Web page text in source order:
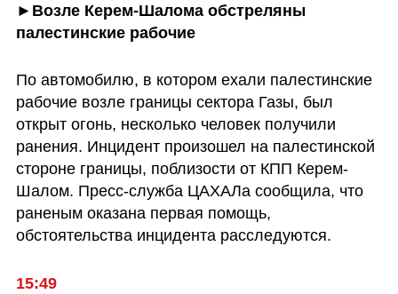
►Возле Керем-Шалома обстреляны
палестинские рабочие
По автомобилю, в котором ехали палестинские
рабочие возле границы сектора Газы, был
открыт огонь, несколько человек получили
ранения. Инцидент произошел на палестинской
стороне границы, поблизости от КПП Керем-
Шалом. Пресс-служба ЦАХАЛа сообщила, что
раненым оказана первая помощь,
обстоятельства инцидента расследуются.
15:49